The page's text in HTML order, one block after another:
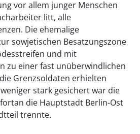
vor allem junger Menschen
litt, alle
Die ehemalige
sowjetischen Besatzungszone
und mit
zu einer fast unüberwindlichen
Grenzsoldaten erhielten
stark gesichert war die
die Hauptstadt Berlin-Ost
trennte.